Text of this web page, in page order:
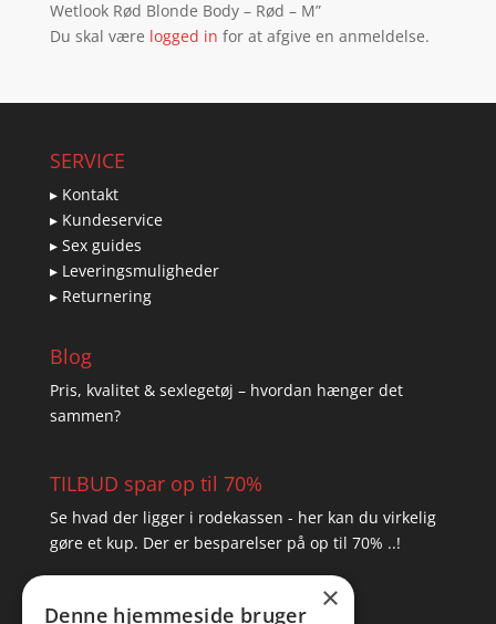
Wetlook Rød Blonde Body – Rød – M”
Du skal være logged in for at afgive en anmeldelse.
SERVICE
▸ Kontakt
▸ Kundeservice
▸ Sex guides
▸ Leveringsmuligheder
▸ Returnering
Blog
Pris, kvalitet & sexlegetøj – hvordan hænger det
sammen?
TILBUD spar op til 70%
Se hvad der ligger i rodekassen - her kan du virkelig
gøre et kup. Der er besparelser på op til 70% ..!
×
Denne hjemmeside bruger